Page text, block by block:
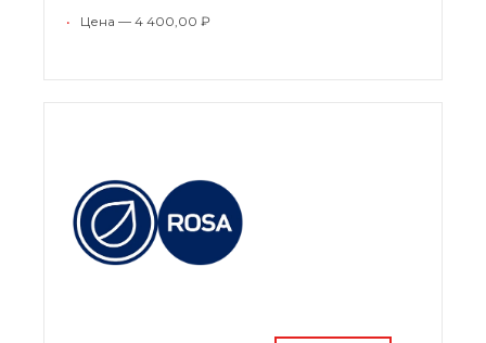
партию лицензий одного наименования по
согласованию.
• Цена — 4 400,00 ₽